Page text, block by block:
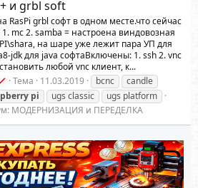
и grbl soft
RasPi grbl софт в одном месте.что сейчас
mc 2. samba = настроена виндовозная
на шаре уже лежит пара УП для
jdk для java софтаВключены: 1. ssh 2. vnc
любой vnc клиент, к...
Тема 11.03.2019 bcnc
candle
pi ugs classic
ugs platform
МОДЕРНИЗАЦИЯ и ПЕРЕДЕЛКА